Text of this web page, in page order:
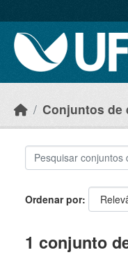
Conjuntos de
Ordenar por
1 conjunto